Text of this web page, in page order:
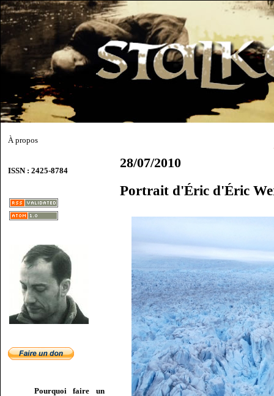
À propos
ISSN : 2425-8784
Pourquoi faire un
28/07/2010
Portrait d'Éric d'Éric